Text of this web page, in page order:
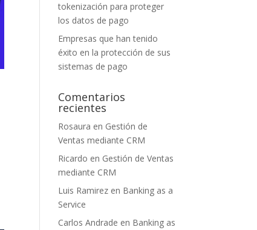
tokenización para proteger
los datos de pago
Empresas que han tenido
éxito en la protección de sus
sistemas de pago
Comentarios
recientes
Rosaura en Gestión de
Ventas mediante CRM
Ricardo en Gestión de Ventas
mediante CRM
Luis Ramirez en Banking as a
Service
Carlos Andrade en Banking as